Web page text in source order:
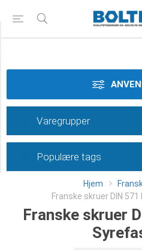
Hjem
Franske skruer DIN
Franske skruer
Længde
Category
Varegrupper
Populære tags